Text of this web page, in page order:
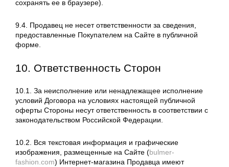
сохранять ее в браузере).
9.4. Продавец не несет ответственности за сведения,
предоставленные Покупателем на Сайте в публичной
форме.
10. Ответственность Сторон
10.1. За неисполнение или ненадлежащее исполнение
условий Договора на условиях настоящей публичной
оферты Стороны несут ответственность в соответствии с
законодательством Российской Федерации.
10.2. Вся текстовая информация и графические
изображения, размещенные на Сайте (bulmer-
fashion.com) Интернет-магазина Продавца имеют